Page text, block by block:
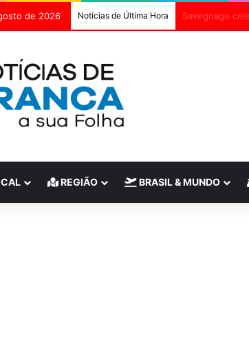
de 2026 Notícias de Última Hora
REGIÃO BRASIL & MUNDO